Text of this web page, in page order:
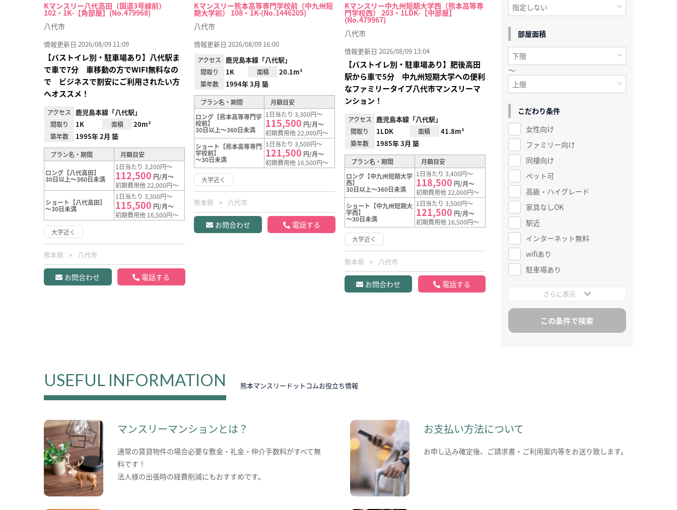
Kマンスリー八代高田（国道3号線前）
102・1K-【角部屋】(No.479968)
八代市
情報更新日 2026/08/09 11:09
【バストイレ別・駐車場あり】八代駅ま
で車で7分 車移動の方でWIFI無料なの
で ビジネスで割安にご利用されたい方
へオススメ！
アクセス 鹿児島本線「八代駅」
間取り 1K 面積 20m²
築年数 1995年 2月 築
プラン名・期間 月額目安
ロング【八代高田】
30日以上～360日未満
1日当たり 3,200円～
112,500 円/月～
初期費用他 22,000円～
ショート【八代高田】
～30日未満
1日当たり 3,300円～
115,500 円/月～
初期費用他 16,500円～
大学近く
熊本県 八代市
お問合わせ 電話する
Kマンスリー熊本高等専門学校前（中九州短
期大学前） 108・1K-(No.1446205)
八代市
情報更新日 2026/08/09 16:00
アクセス 鹿児島本線「八代駅」
間取り 1K 面積 20.1m²
築年数 1994年 3月 築
プラン名・期間
月額目安
ロング【熊本高等専門学
校前】
30日以上～360日未満
1日当たり 3,300円～
115,500 円/月～
初期費用他 22,000円～
ショート【熊本高等専門
学校前】
～30日未満
1日当たり 3,500円～
121,500 円/月～
初期費用他 16,500円～
大学近く
熊本県 八代市
お問合わせ 電話する
Kマンスリー中九州短期大学西（熊本高等専
門学校西） 203・1LDK-【中部屋】
(No.479967)
八代市
情報更新日 2026/08/09 13:04
【バストイレ別・駐車場あり】肥後高田
駅から車で5分 中九州短期大学への便利
なファミリータイプ八代市マンスリーマ
ンション！
アクセス 鹿児島本線「八代駅」
間取り 1LDK 面積 41.8m²
築年数 1985年 3月 築
プラン名・期間
月額目安
ロング【中九州短期大学
西】
30日以上～360日未満
1日当たり 3,400円～
118,500 円/月～
初期費用他 22,000円～
ショート【中九州短期大
学西】
～30日未満
1日当たり 3,500円～
121,500 円/月～
初期費用他 16,500円～
大学近く
熊本県 八代市
お問合わせ 電話する
部屋面積
～
こだわり条件
女性向け
ファミリー向け
同棲向け
ペット可
高級・ハイグレード
家具なしOK
駅近
インターネット無料
wifiあり
駐車場あり
さらに表示
USEFUL INFORMATION 熊本マンスリードットコムお役立ち情報
マンスリーマンションとは？
通常の賃貸物件の場合必要な敷金・礼金・仲介手数料がすべて無
料です！
法人様の出張時の経費削減にもおすすめです。
お支払い方法について
お申し込み確定後、ご請求書・ご利用案内等をお送り致します。